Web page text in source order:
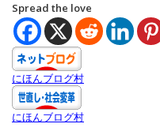
Spread the love
にほんブログ村
にほんブログ村